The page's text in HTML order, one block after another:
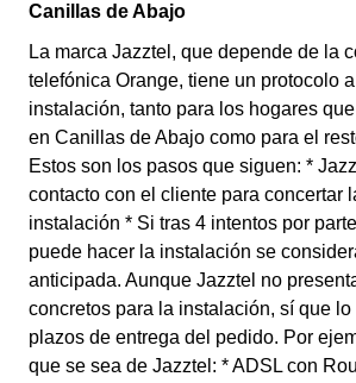
Canillas de Abajo
La marca Jazztel, que depende de la
telefónica Orange, tiene un protocolo
instalación, tanto para los hogares
en Canillas de Abajo como para el
Estos son los pasos que siguen: *
contacto con el cliente para concertar
instalación * Si tras 4 intentos por
puede hacer la instalación se
anticipada. Aunque Jazztel no
concretos para la instalación, sí que
plazos de entrega del pedido. Por
que se sea de Jazztel: * ADSL con